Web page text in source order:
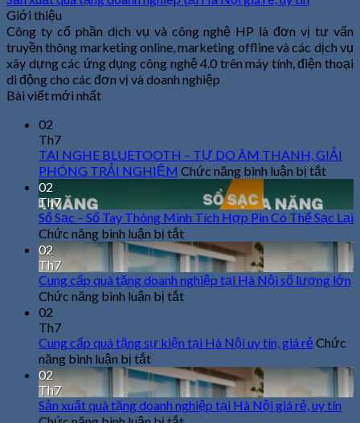
Giới thiệu
Công ty cổ phần dịch vụ và công nghệ HP là đơn vị tư vấn
truyền thông marketing online, marketing offline và các dịch vụ
xây dựng các ứng dụng công nghệ 4.0 trên máy tính, điện thoại
di động cho các đơn vị và doanh nghiệp
Bài viết mới nhất
02
Th7
TAI NGHE BLUETOOTH – TỰ DO ÂM THANH, GIẢI
PHÓNG TRẢI NGHIỆM Chức năng bình luận bị tắtở
TỰ
DO
ÂM
TRẢI
02
Th7
Sổ Sạc – Sổ Tay Thông Minh Tích Hợp Pin Có Thể Sạc Lại
Chức năng bình luận bị tắtở
Sổ
Sạc
–
Sổ
Minh
Hợp
Pin
Có
Thể
02
Th7
Cung cấp quà tặng doanh nghiệp tại Hà Nội số lượng lớn
Chức năng bình luận bị tắtở
quà
doanh
nghiệp
tại
02
Th7
Cung cấp quà tặng sự kiện tại Hà Nội uy tín, giá rẻ Chức
năng bình luận bị tắtở
Cung
cấp
quà
02
Th7
Sản xuất quà tặng doanh nghiệp tại Hà Nội giá rẻ, uy tín